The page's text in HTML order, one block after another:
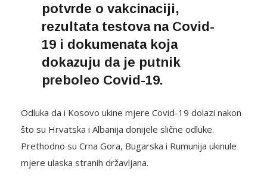
potvrde o vakcinaciji,
rezultata testova na Covid-
19 i dokumenata koja
dokazuju da je putnik
preboleo Covid-19.
Odluka da i Kosovo ukine mjere Covid-19 dolazi nakon
što su Hrvatska i Albanija donijele slične odluke.
Prethodno su Crna Gora, Bugarska i Rumunija ukinule
mjere ulaska stranih državljana.